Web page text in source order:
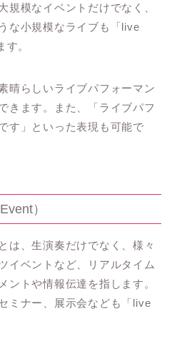
規模なイベントだけでなく、
な小規模なライブも「live
。
晴らしいライブパフォーマン
きます。また、「ライブパフ
す」といった表現も可能で
）
は、生演奏だけでなく、様々
イベントなど、リアルタイム
ントや情報伝達を指します。
ミナー、展示会なども「live